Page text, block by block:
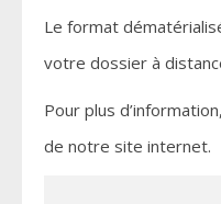
Le format
votre dossier à
Pour plus
de notre site internet.